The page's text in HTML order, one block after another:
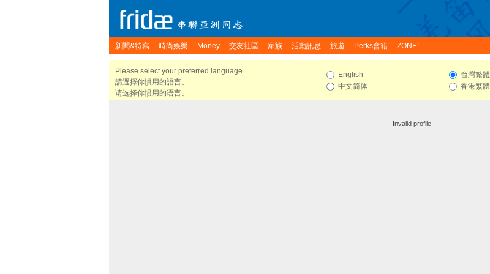
新聞&特寫 時尚娛樂 Money 交友社區 家族 活動訊息 旅遊 Perks會籍 ZONE:
Please select your preferred language.
請選擇你慣用的語言。
请选择你惯用的语言。
English
中文简体
台灣繁體
香港繁體
Invalid profile